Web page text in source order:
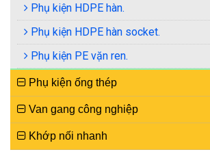
Phụ kiện HDPE hàn.
Phụ kiện HDPE hàn socket.
Phụ kiện PE vặn ren.
Phụ kiện ống thép
Van gang công nghiệp
Khớp nối nhanh